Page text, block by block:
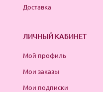
Доставка
ЛИЧНЫЙ КАБИНЕТ
Мой профиль
Мои заказы
Мои подписки